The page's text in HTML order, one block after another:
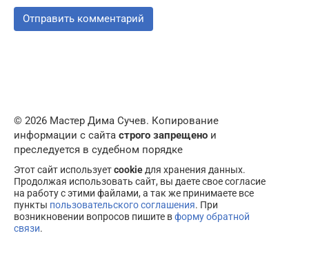
© 2026 Мастер Дима Сучев. Копирование
информации с сайта строго запрещено и
преследуется в судебном порядке
Этот сайт используетcookie для хранения данных.
Продолжая использовать сайт, вы даете свое согласие
на работу с этими файлами, а так же принимаете все
пункты пользовательского соглашения. При
возникновении вопросов пишите вформу обратной
связи.